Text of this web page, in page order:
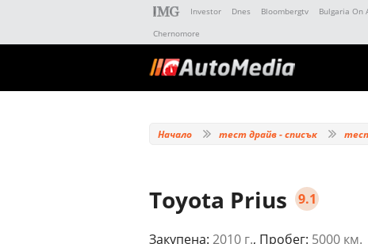
Investor Dnes Bloombergtv Bulgaria On
Chernomore
Начало тест драйв - списък
Toyota Prius 9.1
Закупена: 2010 г., Пробег: 5000 км.